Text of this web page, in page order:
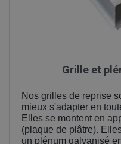
Grille et
Nos grilles de reprise
mieux s'adapter en
Elles se montent en
(plaque de plâtre).
un plénum galvanisé